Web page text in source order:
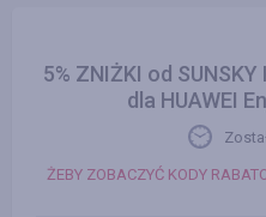
5% ZNIŻKI od SUNSKY
dla HUAWEI
ŻEBY ZOBACZYĆ KODY